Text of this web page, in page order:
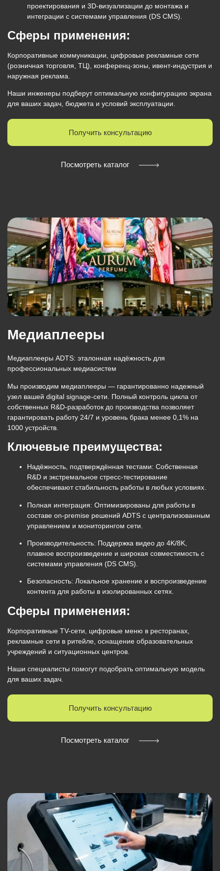
проектирования и 3D-визуализации до монтажа и
интеграции с системами управления (DS CMS)
Сферы применения:
Корпоративные коммуникации, цифровые рекламные сети
(розничная торговля, ТЦ), конференц-зоны, ивент-индустрия и
наружная реклама.
Наши инженеры подберут оптимальную конфигурацию экрана
для ваших задач, бюджета и условий эксплуатации.
Получить консультацию
Посмотреть каталог
Медиаплееры
Медиаплееры ADTS: эталонная надёжность для
профессиональных медиасистем
Мы производим медиаплееры — гарантированно надежный
узел вашей digital signage-сети. Полный контроль цикла от
собственных R&D-разработок до производства позволяет
гарантировать работу 24/7 и уровень брака менее 0,1% на
1000 устройств
Ключевые преимущества:
Надёжность, подтверждённая тестами: Собственная
R&D и экстремальное стресс-тестирование
обеспечивают стабильность работы в любых условиях.
Полная интеграция: Оптимизированы для работы в
составе on-premise решений ADTS с централизованным
управлением и мониторингом сети.
Производительность: Поддержка видео до 4K/8K
плавное воспроизведение и широкая совместимость с
системами управления (DS CMS).
Безопасность: Локальное хранение и воспроизведение
контента для работы в изолированных сетях.
Сферы применения:
Корпоративные TV-сети, цифровые меню в ресторанах,
рекламные сети в ритейле, оснащение образовательных
учреждений и ситуационных центров.
Наши специалисты помогут подобрать оптимальную модель
для ваших задач.
Получить консультацию
Посмотреть каталог